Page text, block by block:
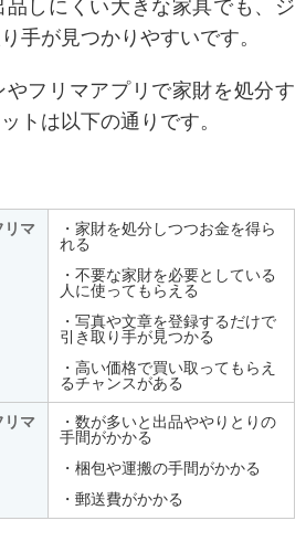
しにくい大きな家具でも、ジ
手が見つかりやすいです。
フリマアプリで家財を処分す
トは以下の通りです。
リマ
・家財を処分しつつお金を得ら
れる
・不要な家財を必要としている
人に使ってもらえる
・写真や文章を登録するだけで
引き取り手が見つかる
・高い価格で買い取ってもらえ
るチャンスがある
リマ
・数が多いと出品ややりとりの
手間がかかる
・梱包や運搬の手間がかかる
・郵送費がかかる